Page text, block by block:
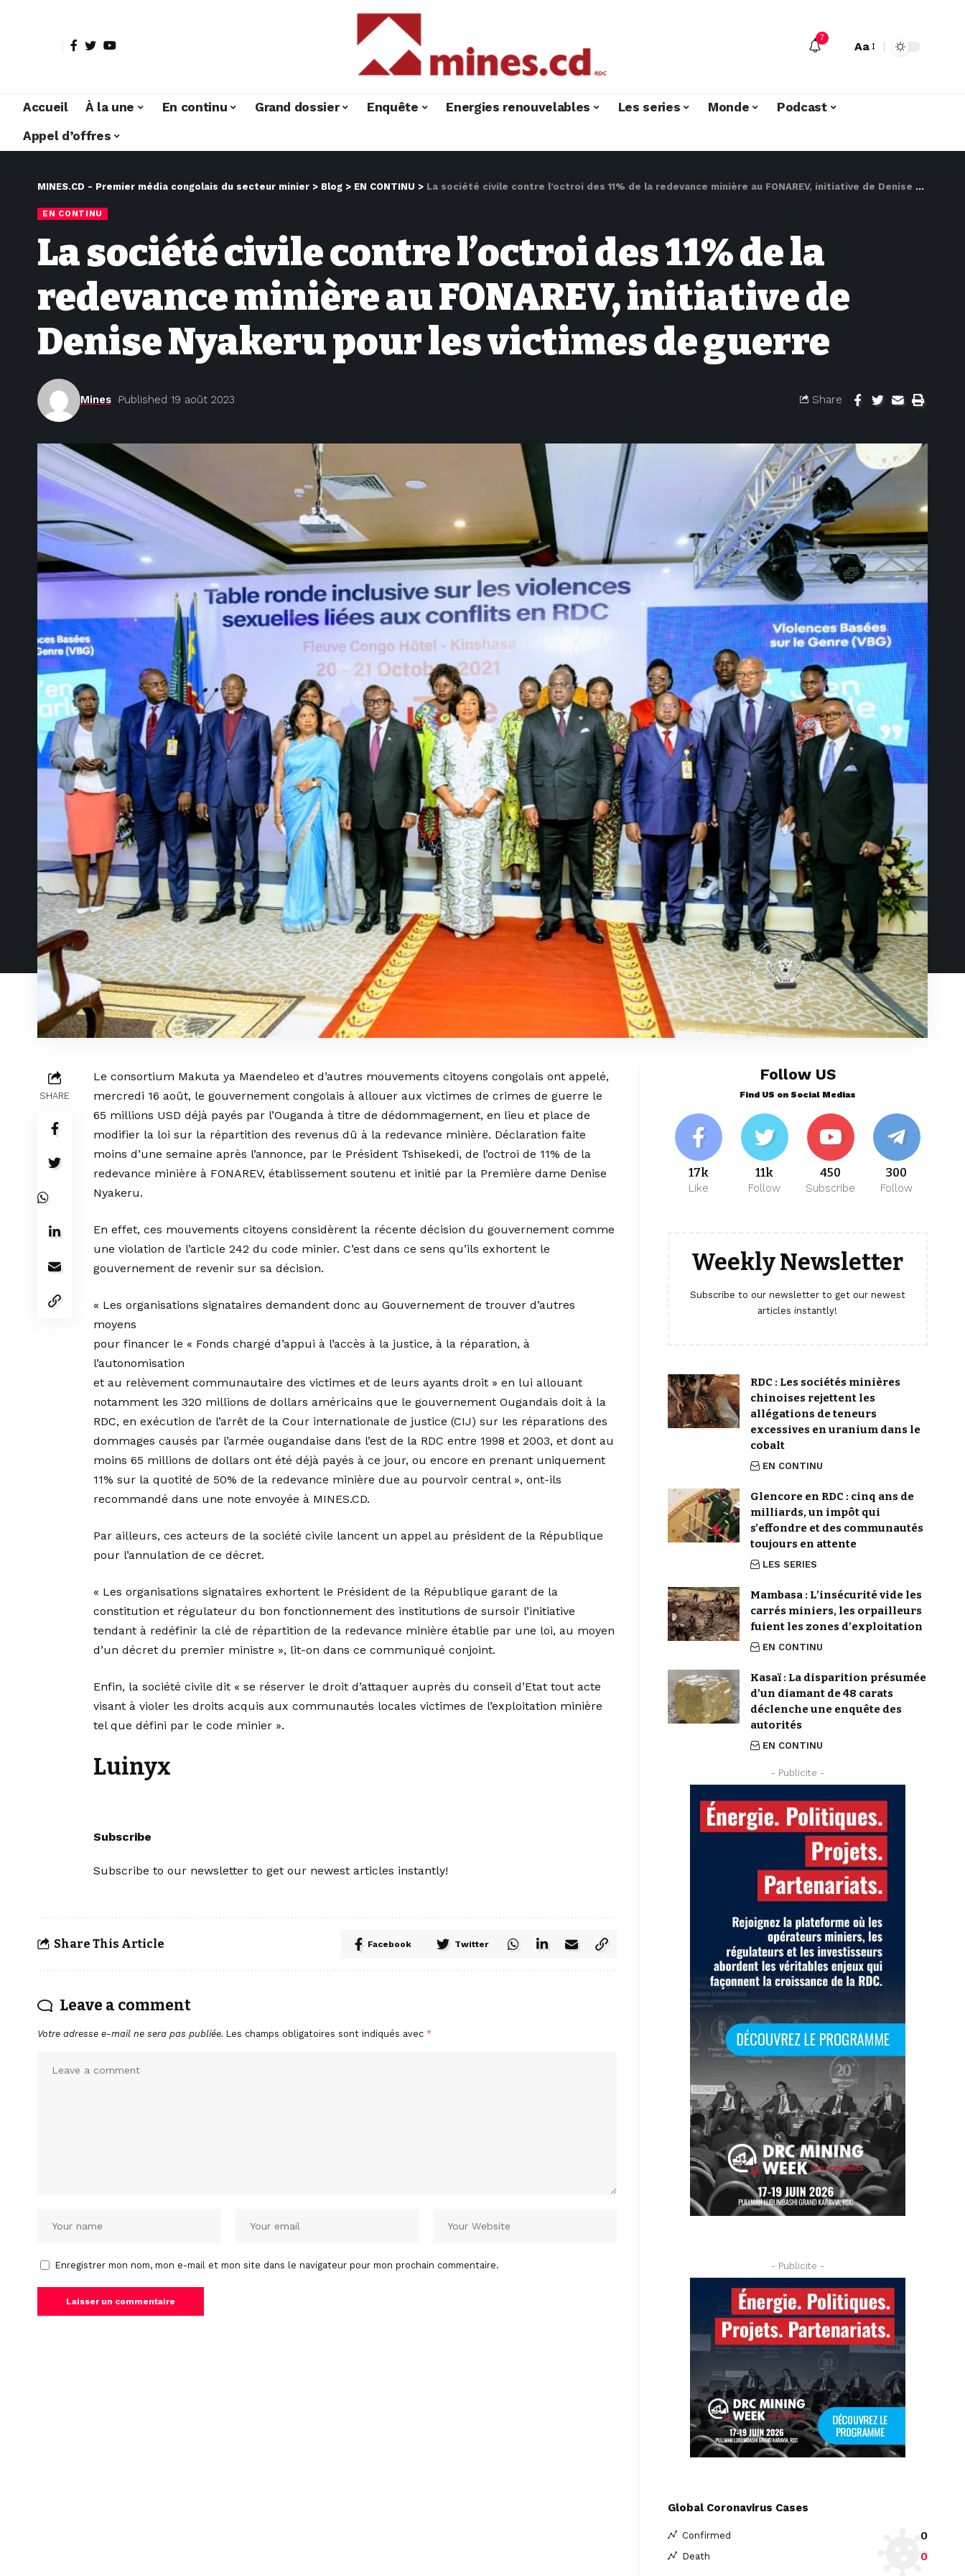
7
Aa
Accueil À la une En continu Grand dossier Enquête Energies renouvelables Les series Monde
Podcast
Appel d’offres
MINES.CD - Premier média congolais du secteur minier > Blog > EN CONTINU > La société civile contre l’octroi des 11% de la redevance minière au FONAREV, initiative de Denise Nyakeru pour les victimes de guerre
EN CONTINU
La société civile contre l’octroi des 11% de la
redevance minière au FONAREV, initiative de
Denise Nyakeru pour les victimes de guerre
Mines Published 19 août 2023 Share
SHARE
Le consortium Makuta ya Maendeleo et d’autres mouvements citoyens congolais ont appelé,
mercredi 16 août, le gouvernement congolais à allouer aux victimes de crimes de guerre le
65 millions USD déjà payés par l’Ouganda à titre de dédommagement, en lieu et place de
modifier la loi sur la répartition des revenus dû à la redevance minière. Déclaration faite
moins d’une semaine après l’annonce, par le Président Tshisekedi, de l’octroi de 11% de la
redevance minière à FONAREV, établissement soutenu et initié par la Première dame Denise
Nyakeru.
En effet, ces mouvements citoyens considèrent la récente décision du gouvernement comme
une violation de l’article 242 du code minier. C’est dans ce sens qu’ils exhortent le
gouvernement de revenir sur sa décision.
« Les organisations signataires demandent donc au Gouvernement de trouver d’autres
moyens
pour financer le « Fonds chargé d’appui à l’accès à la justice, à la réparation, à
l’autonomisation
et au relèvement communautaire des victimes et de leurs ayants droit » en lui allouant
notamment les 320 millions de dollars américains que le gouvernement Ougandais doit à la
RDC, en exécution de l’arrêt de la Cour internationale de justice (CIJ) sur les réparations des
dommages causés par l’armée ougandaise dans l’est de la RDC entre 1998 et 2003, et dont au
moins 65 millions de dollars ont été déjà payés à ce jour, ou encore en prenant uniquement
11% sur la quotité de 50% de la redevance minière due au pourvoir central », ont-ils
recommandé dans une note envoyée à MINES.CD.
Par ailleurs, ces acteurs de la société civile lancent un appel au président de la République
pour l’annulation de ce décret.
« Les organisations signataires exhortent le Président de la République garant de la
constitution et régulateur du bon fonctionnement des institutions de sursoir l’initiative
tendant à redéfinir la clé de répartition de la redevance minière établie par une loi, au moyen
d’un décret du premier ministre », lit-on dans ce communiqué conjoint.
Enfin, la société civile dit « se réserver le droit d’attaquer auprès du conseil d’Etat tout acte
visant à violer les droits acquis aux communautés locales victimes de l’exploitation minière
tel que défini par le code minier ».
Luinyx
Subscribe
Subscribe to our newsletter to get our newest articles instantly!
Share This Article Facebook Twitter
Leave a comment
Votre adresse e-mail ne sera pas publiée. Les champs obligatoires sont indiqués avec *
Enregistrer mon nom, mon e-mail et mon site dans le navigateur pour mon prochain commentaire.
Follow US
Find US on Social Medias
17k
Like
11k
Follow
450
Subscribe
300
Follow
Weekly Newsletter
Subscribe to our newsletter to get our newest
articles instantly!
RDC : Les sociétés minières
chinoises rejettent les
allégations de teneurs
excessives en uranium dans le
cobalt
EN CONTINU
Glencore en RDC : cinq ans de
milliards, un impôt qui
s’effondre et des communautés
toujours en attente
LES SERIES
Mambasa : L’insécurité vide les
carrés miniers, les orpailleurs
fuient les zones d’exploitation
EN CONTINU
Kasaï : La disparition présumée
d’un diamant de 48 carats
déclenche une enquête des
autorités
EN CONTINU
- Publicite -
- Publicite -
Global Coronavirus Cases
Confirmed 0
Death 0